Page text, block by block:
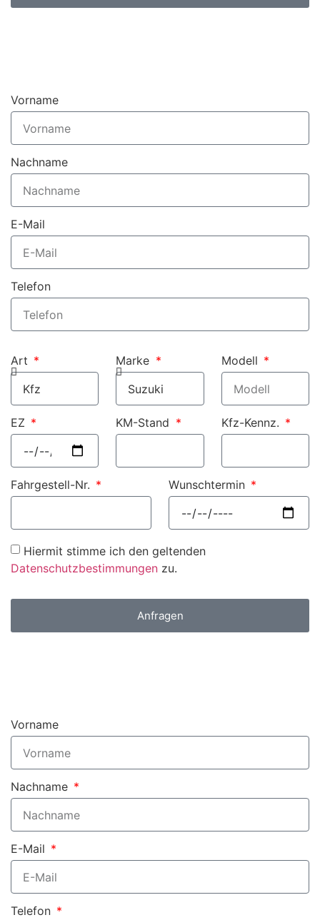
Vorname
Nachname
E-Mail
Telefon
Art Marke Modell
EZ KM-Stand Kfz-Kennz.
Fahrgestell-Nr. Wunschtermin
Hiermit stimme ich den geltenden
Datenschutzbestimmungen zu.
Anfragen
Vorname
Nachname
E-Mail
Telefon